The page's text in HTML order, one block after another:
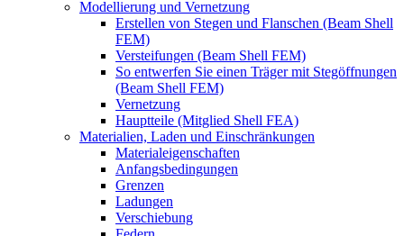
Modellierung und Vernetzung
Erstellen von Stegen und Flanschen (Beam Shell
FEM)
Versteifungen (Beam Shell FEM)
So entwerfen Sie einen Träger mit Stegöffnungen
(Beam Shell FEM)
Vernetzung
Hauptteile (Mitglied Shell FEA)
Materialien, Laden und Einschränkungen
Materialeigenschaften
Anfangsbedingungen
Grenzen
Ladungen
Verschiebung